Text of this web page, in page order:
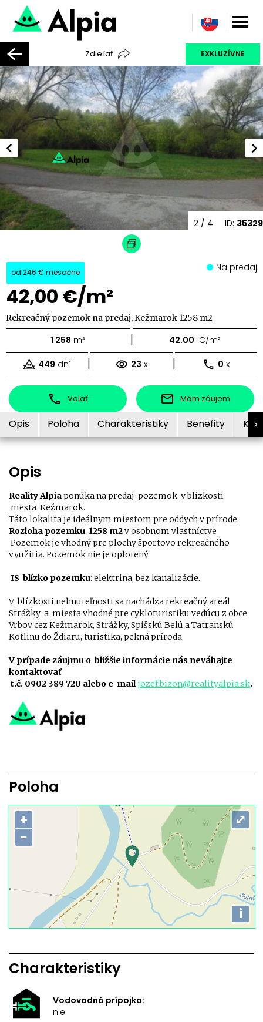
Zdieľať EXKLUZÍVNE
ID: 35329
2 / 4
od 246 € mesačne
42,00 €/m²
Na predaj
Rekreačný pozemok na predaj, Kežmarok 1258 m2
1 258 m² | 42.00 €/m²
449 dní | 23 x | 0 x
Volať Mám záujem
Opis Poloha Charakteristiky Benefity
Opis
Reality Alpiaponúka na predaj pozemok v blízkosti
mesta Kežmarok.
Táto lokalita je ideálnym miestom pre oddych v prírode.
Rozloha pozemku 1258 m2v osobnom vlastníctve
Pozemok je vhodný pre plochy športovo rekreačného
využitia. Pozemok nie je oplotený.
IS blízko pozemku: elektrina, bez kanalizácie.
V blízkosti nehnuteľnosti sa nachádzarekreačný areál
Strážky a miesta vhodné pre cykloturistiku vedúcu z obce
Vrbov cez Kežmarok, Strážky, Spišskú Belú a Tatranskú
Kotlinu do Ždiaru, turistika, pekná príroda.
V prípade záujmu o bližšie informácie nás neváhajte
kontaktovať
t.č. 0902 389 720 alebo e-mailjozef.bizon@realityalpia.sk.
Poloha
+
−
i
⤢
Charakteristiky
Vodovodná prípojka:
nie